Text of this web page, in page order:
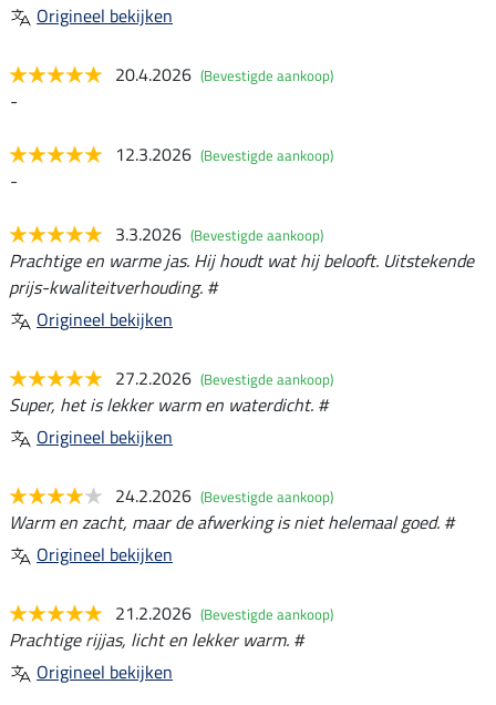
Origineel bekijken
20.4.2026 (Bevestigde aankoop)
-
12.3.2026 (Bevestigde aankoop)
-
3.3.2026 (Bevestigde aankoop)
Prachtige en warme jas. Hij houdt wat hij belooft. Uitstekende
prijs-kwaliteitverhouding. #
Origineel bekijken
27.2.2026 (Bevestigde aankoop)
Super, het is lekker warm en waterdicht. #
Origineel bekijken
24.2.2026 (Bevestigde aankoop)
Warm en zacht, maar de afwerking is niet helemaal goed. #
Origineel bekijken
21.2.2026 (Bevestigde aankoop)
Prachtige rijjas, licht en lekker warm. #
Origineel bekijken